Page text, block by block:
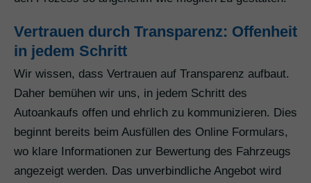
Vertrauen durch Transparenz: Offenheit
in jedem Schritt
Wir wissen, dass Vertrauen auf Transparenz aufbaut.
Daher bemühen wir uns, in jedem Schritt des
Autoankaufs offen und ehrlich zu kommunizieren. Dies
beginnt bereits beim Ausfüllen des Online Formulars,
wo klare Informationen zur Bewertung des Fahrzeugs
angezeigt werden. Das unverbindliche Angebot wird